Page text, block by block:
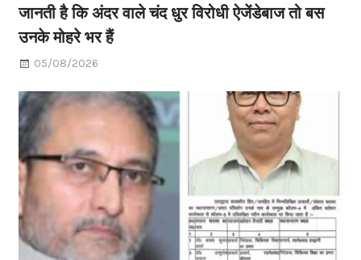
जानती है कि अंदर वाले चंद धुर विरोधी ऐजेंडेबाज तो बस
उनके मोहरे भर हैं
05/08/2026